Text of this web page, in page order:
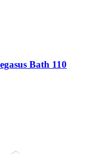
Bath 110